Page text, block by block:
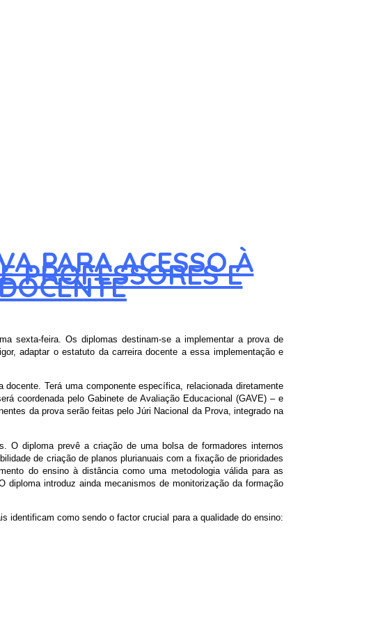
PARA ACESSO À
PROFESSORES E
sexta-feira. Os diplomas destinam-se a implementar a prova de
adaptar o estatuto da carreira docente a essa implementação e
Terá uma componente específica, relacionada diretamente
coordenada pelo Gabinete de Avaliação Educacional (GAVE) – e
da prova serão feitas pelo Júri Nacional da Prova, integrado na
O diploma prevê a criação de uma bolsa de formadores internos
de criação de planos plurianuais com a fixação de prioridades
do ensino à distância como uma metodologia válida para as
introduz ainda mecanismos de monitorização da formação
identificam como sendo o factor crucial para a qualidade do ensino: